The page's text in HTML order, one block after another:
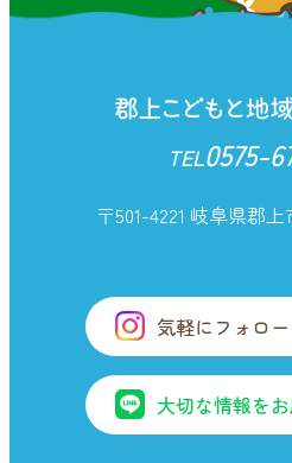
TEL0575-
〒501-4221 岐阜県郡
気軽にフォロ
大切な情報を